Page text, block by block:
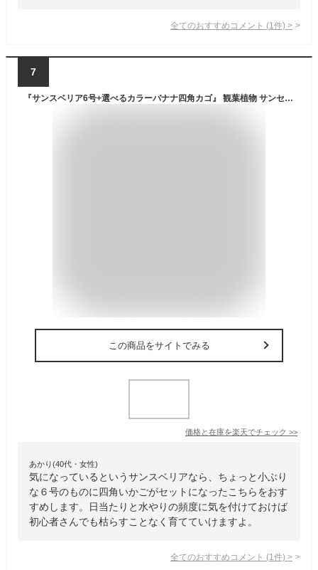
全てのおすすめコメント (1 件) >
7
『サンスベリア6号+選べるカラーバナナ四角カゴ』 観葉植物 サンセベリア 育てやすい 鉢植え御祝 開店祝 開業祝 新築祝 引越祝 結婚祝 新生活 インテリア ナチュラル 【送料無料】ギフト FKTK
この商品をサイトでみる
価格と在庫を楽天でチェック >>
あかり(40代・女性)
気になっているというサンスベリアなら、ちょっと小ぶり
な６号のものに四角いかごがセットになったこちらをおす
すめします。日当たりと水やりの頻度に気を付けておけば
初心者さんでも枯らすことなく育てていけますよ。
全てのおすすめコメント (1 件) >